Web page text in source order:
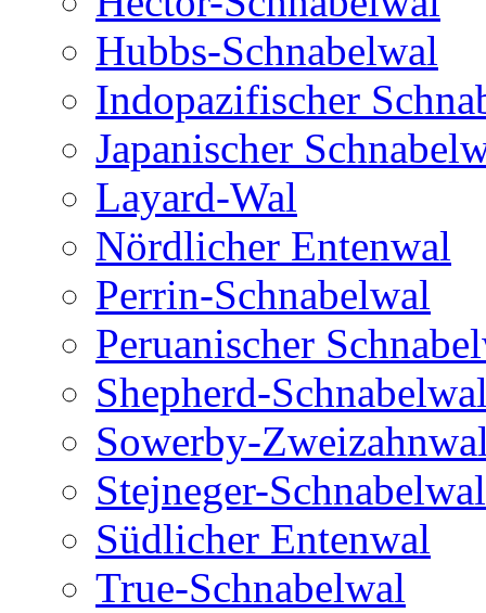
Hubbs-Schnabelwal
Indopazifischer
Japanischer
Layard-Wal
Nördlicher Entenwal
Perrin-Schnabelwal
Peruanischer
Shepherd-
Sowerby-
Stejneger-Schnabelwal
Südlicher Entenwal
True-Schnabelwal